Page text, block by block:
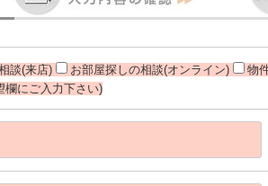
談(来店) お部屋探しの相談(オンライン) 物
欄にご入力下さい)